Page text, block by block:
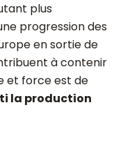
plus
progression des
en sortie de
à contenir
et force est de
la production